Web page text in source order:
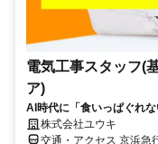
電気工事スタッフ(
ア)
AI時代に「食いっぱぐれ
株式会社ユウキ
交通・アクセス 京浜急